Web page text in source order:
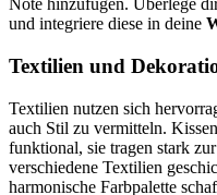
Note hinzufügen. Überlege
und integriere diese in deine
Textilien und
Textilien nutzen sich
auch Stil zu vermitteln.
funktional, sie tragen stark
verschiedene Textilien
harmonische Farbpalette